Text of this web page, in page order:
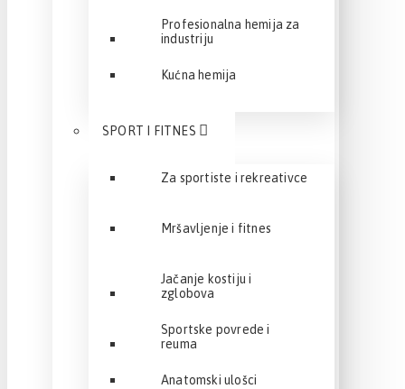
Profesionalna hemija za
industriju
Kućna hemija
SPORT I FITNES
Za sportiste i rekreativce
Mršavljenje i fitnes
Jačanje kostiju i
zglobova
Sportske povrede i
reuma
Anatomski ulošci